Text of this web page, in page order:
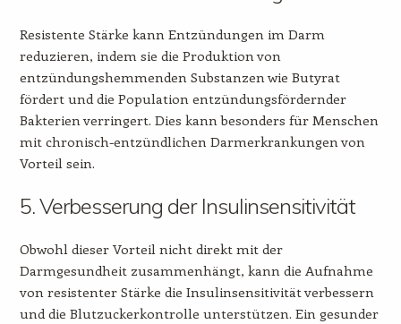
Resistente Stärke kann Entzündungen im Darm
reduzieren, indem sie die Produktion von
entzündungshemmenden Substanzen wie Butyrat
fördert und die Population entzündungsfördernder
Bakterien verringert. Dies kann besonders für Menschen
mit chronisch-entzündlichen Darmerkrankungen von
Vorteil sein.
5. Verbesserung der Insulinsensitivität
Obwohl dieser Vorteil nicht direkt mit der
Darmgesundheit zusammenhängt, kann die Aufnahme
von resistenter Stärke die Insulinsensitivität verbessern
und die Blutzuckerkontrolle unterstützen. Ein gesunder